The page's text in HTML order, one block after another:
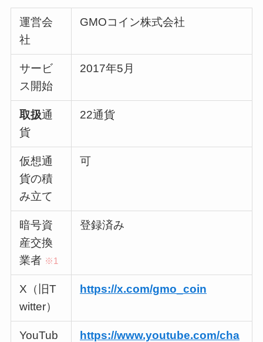
運営会
社
GMOコイン株式会社
サービ
ス開始
2017年5月
取扱通
貨
22通貨
仮想通
貨の積
み立て
可
暗号資
産交換
業者 ※1
登録済み
X（旧T
witter）
https://x.com/gmo_coin
YouTub
https://www.youtube.com/cha